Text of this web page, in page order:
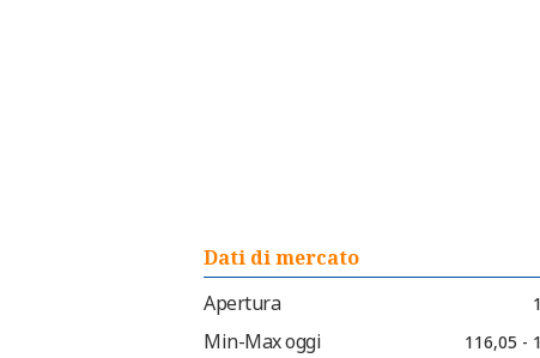
Dati di mercato
Apertura
Min-Max oggi 116,05 -